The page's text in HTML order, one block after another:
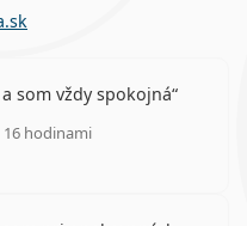
som vždy spokojná
16 hodinami
5 z 5